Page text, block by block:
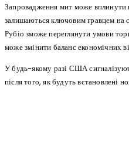
Запровадження мит може
залишаються ключовим гравцем на
Рубіо зможе переглянути умови
може змінити баланс економічних
У будь-якому разі США
після того, як будуть встановлені